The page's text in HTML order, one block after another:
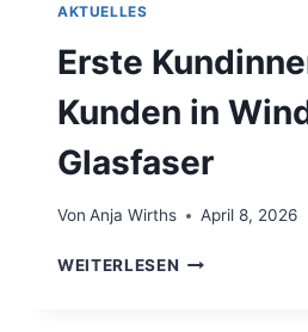
AKTUELLES
Erste
Kunden in
Glasfaser
Von Anja Wirths April 8, 2026
WEITERLESEN